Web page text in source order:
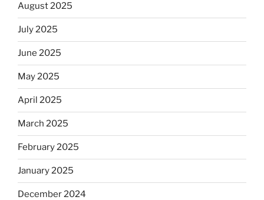
August 2025
July 2025
June 2025
May 2025
April 2025
March 2025
February 2025
January 2025
December 2024